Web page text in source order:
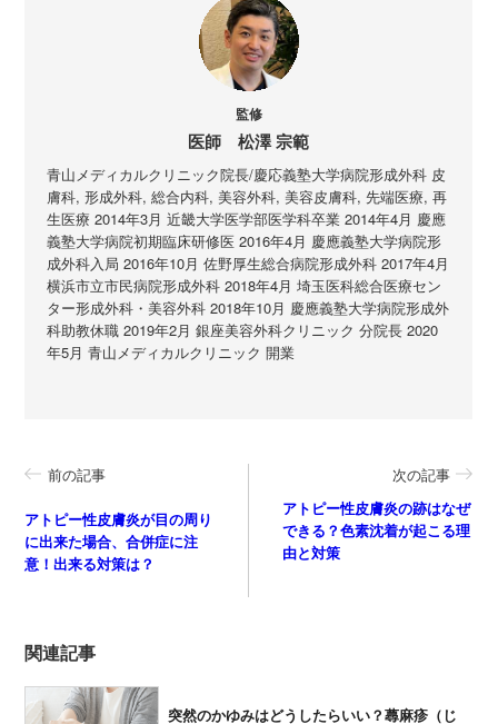
監修
医師 松澤 宗範
青山メディカルクリニック院長/慶応義塾大学病院形成外科 皮
膚科, 形成外科, 総合内科, 美容外科, 美容皮膚科, 先端医療, 再
生医療 2014年3月 近畿大学医学部医学科卒業 2014年4月 慶應
義塾大学病院初期臨床研修医 2016年4月 慶應義塾大学病院形
成外科入局 2016年10月 佐野厚生総合病院形成外科 2017年4月
横浜市立市民病院形成外科 2018年4月 埼玉医科総合医療セン
ター形成外科・美容外科 2018年10月 慶應義塾大学病院形成外
科助教休職 2019年2月 銀座美容外科クリニック 分院長 2020
年5月 青山メディカルクリニック 開業
前の記事
アトピー性皮膚炎が目の周り
に出来た場合、合併症に注
意！出来る対策は？
次の記事
アトピー性皮膚炎の跡はなぜ
できる？色素沈着が起こる理
由と対策
関連記事
突然のかゆみはどうしたらいい？蕁麻疹（じ